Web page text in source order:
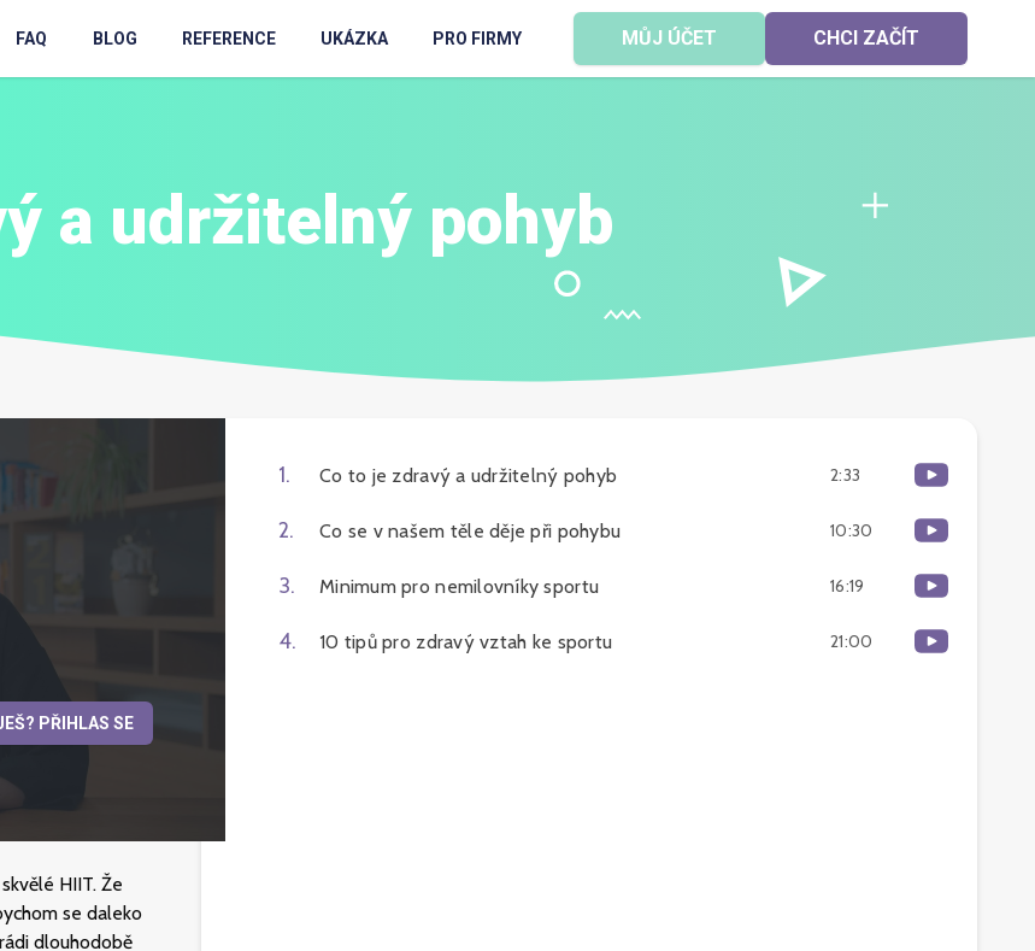
FAQ BLOG REFERENCE UKÁZKA PRO FIRMY MŮJ ÚČET CHCI ZAČÍT
a udržitelný pohyb
PŘIHLAS SE
HIIT. Že
se daleko
dlouhodobě
1. Co to je zdravý a udržitelný pohyb 2:33
2. Co se v našem těle děje při pohybu 10:30
3. Minimum pro nemilovníky sportu 16:19
4. 10 tipů pro zdravý vztah ke sportu 21:00